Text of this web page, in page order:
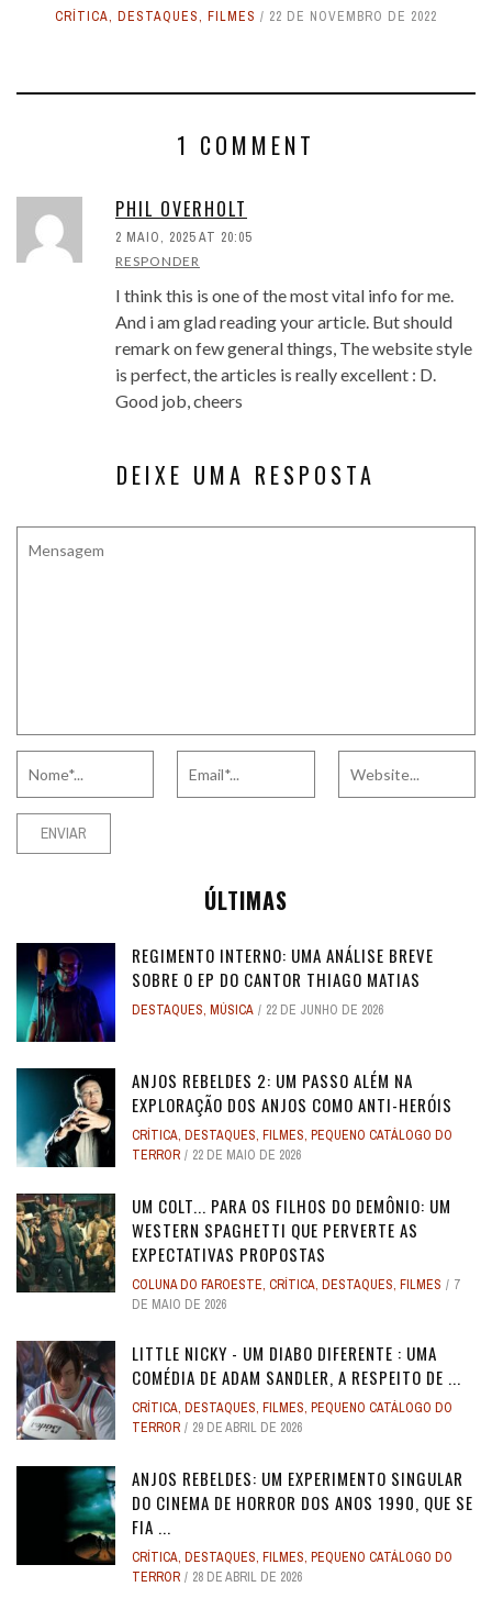
CRÍTICA, DESTAQUES, FILMES 22 DE NOVEMBRO DE 2022
1 COMMENT
PHIL OVERHOLT
2 MAIO, 2025 AT 20:05
RESPONDER
I think this is one of the most vital info for me.
And i am glad reading your article. But should
remark on few general things, The website style
is perfect, the articles is really excellent : D.
Good job, cheers
DEIXE UMA RESPOSTA
ÚLTIMAS
REGIMENTO INTERNO: UMA ANÁLISE BREVE
SOBRE O EP DO CANTOR THIAGO MATIAS
DESTAQUES, MÚSICA 22 DE JUNHO DE 2026
ANJOS REBELDES 2: UM PASSO ALÉM NA
EXPLORAÇÃO DOS ANJOS COMO ANTI-HERÓIS
CRÍTICA, DESTAQUES, FILMES, PEQUENO CATÁLOGO DO
TERROR
22 DE MAIO DE 2026
UM COLT... PARA OS FILHOS DO DEMÔNIO: UM
WESTERN SPAGHETTI QUE PERVERTE AS
EXPECTATIVAS PROPOSTAS
COLUNA DO FAROESTE, CRÍTICA, DESTAQUES, FILMES
7
DE MAIO DE 2026
LITTLE NICKY - UM DIABO DIFERENTE : UMA
COMÉDIA DE ADAM SANDLER, A RESPEITO DE ...
CRÍTICA, DESTAQUES, FILMES, PEQUENO CATÁLOGO DO
TERROR
29 DE ABRIL DE 2026
ANJOS REBELDES: UM EXPERIMENTO SINGULAR
DO CINEMA DE HORROR DOS ANOS 1990, QUE SE
FIA ...
CRÍTICA, DESTAQUES, FILMES, PEQUENO CATÁLOGO DO
TERROR
28 DE ABRIL DE 2026